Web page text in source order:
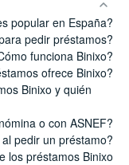
popular en España?
pedir préstamos?
funciona Binixo?
ofrece Binixo?
Binixo y quién
o con ASNEF?
pedir un préstamo?
los préstamos Binixo